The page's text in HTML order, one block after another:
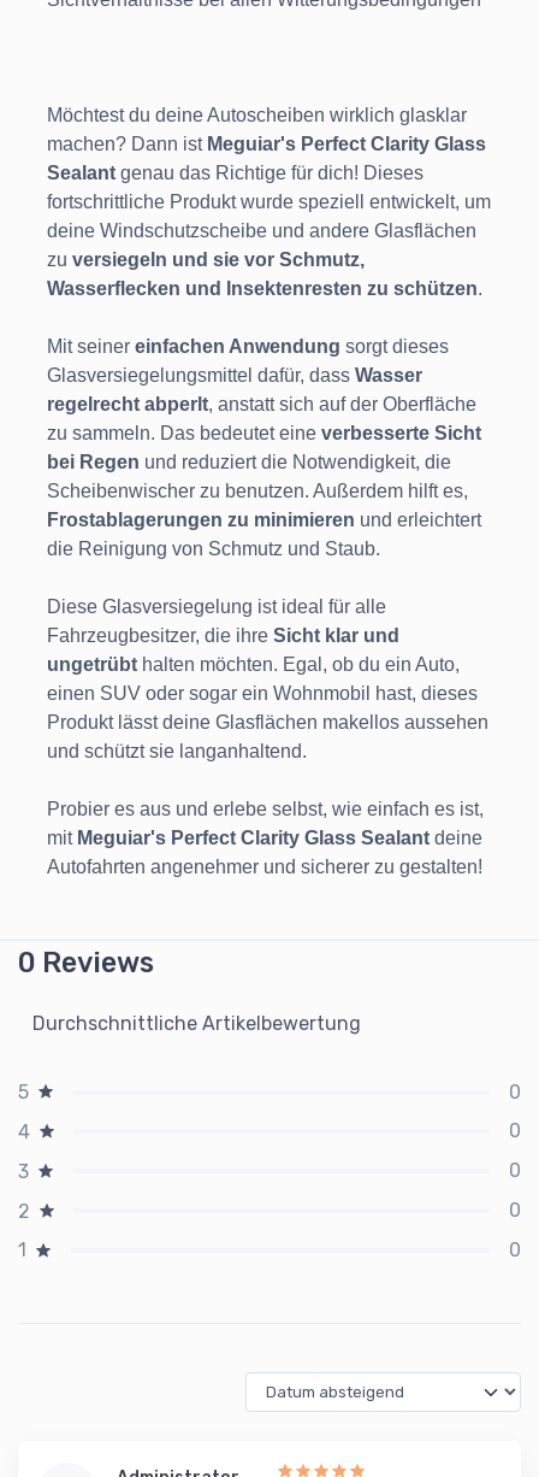
Möchtest du deine Autoscheiben wirklich glasklar
machen? Dann ist Meguiar's Perfect Clarity Glass
Sealant genau das Richtige für dich! Dieses
fortschrittliche Produkt wurde speziell entwickelt, um
deine Windschutzscheibe und andere Glasflächen
zu versiegeln und sie vor Schmutz,
Wasserflecken und Insektenresten zu schützen.
Mit seiner einfachen Anwendung sorgt dieses
Glasversiegelungsmittel dafür, dass Wasser
regelrecht abperlt, anstatt sich auf der Oberfläche
zu sammeln. Das bedeutet eine verbesserte Sicht
bei Regen und reduziert die Notwendigkeit, die
Scheibenwischer zu benutzen. Außerdem hilft es,
Frostablagerungen zu minimieren und erleichtert
die Reinigung von Schmutz und Staub.
Diese Glasversiegelung ist ideal für alle
Fahrzeugbesitzer, die ihre Sicht klar und
ungetrübt halten möchten. Egal, ob du ein Auto,
einen SUV oder sogar ein Wohnmobil hast, dieses
Produkt lässt deine Glasflächen makellos aussehen
und schützt sie langanhaltend.
Probier es aus und erlebe selbst, wie einfach es ist,
mit Meguiar's Perfect Clarity Glass Sealant deine
Autofahrten angenehmer und sicherer zu gestalten!
0 Reviews
Durchschnittliche Artikelbewertung
5
0
4
0
3
0
2
0
1
0